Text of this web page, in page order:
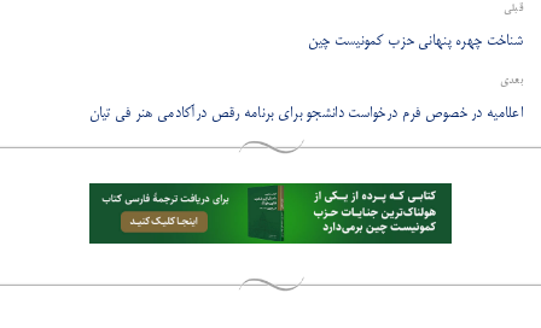
قبلی
شناخت چهره پنهانی حزب کمونیست چین
بعدی
اعلامیه در خصوص فرم درخواست دانشجو برای برنامه رقص درآکادمی هنر فی تیان